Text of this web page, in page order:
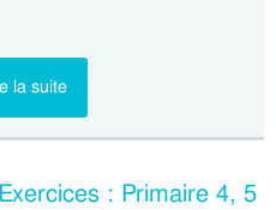
la suite
: Primaire 4, 5